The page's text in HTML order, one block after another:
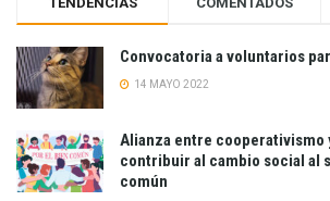
Convocatoria a voluntarios
14 MAYO 2022
Alianza entre cooperativismo
contribuir al cambio social al
común